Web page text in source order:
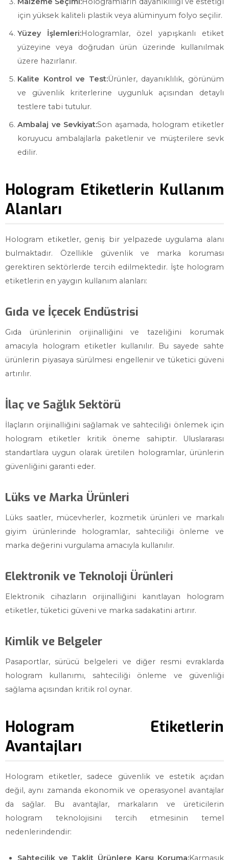
için yüksek kaliteli plastik veya alüminyum folyo seçilir.
Yüzey İşlemleri:Hologramlar, özel yapışkanlı etiket
yüzeyine veya doğrudan ürün üzerinde kullanılmak
üzere hazırlanır.
Kalite Kontrol ve Test:Ürünler, dayanıklılık, görünüm
ve güvenlik kriterlerine uygunluk açısından detaylı
testlere tabi tutulur.
Ambalaj ve Sevkiyat:Son aşamada, hologram etiketler
koruyucu ambalajlarla paketlenir ve müşterilere sevk
edilir.
Hologram Etiketlerin Kullanım
Alanları
Hologram etiketler, geniş bir yelpazede uygulama alanı
bulmaktadır. Özellikle güvenlik ve marka koruması
gerektiren sektörlerde tercih edilmektedir. İşte hologram
etiketlerin en yaygın kullanım alanları:
Gıda ve İçecek Endüstrisi
Gıda ürünlerinin orijinalliğini ve tazeliğini korumak
amacıyla hologram etiketler kullanılır. Bu sayede sahte
ürünlerin piyasaya sürülmesi engellenir ve tüketici güveni
artırılır.
İlaç ve Sağlık Sektörü
İlaçların orijinalliğini sağlamak ve sahteciliği önlemek için
hologram etiketler kritik öneme sahiptir. Uluslararası
standartlara uygun olarak üretilen hologramlar, ürünlerin
güvenliğini garanti eder.
Lüks ve Marka Ürünleri
Lüks saatler, mücevherler, kozmetik ürünleri ve markalı
giyim ürünlerinde hologramlar, sahteciliği önleme ve
marka değerini vurgulama amacıyla kullanılır.
Elektronik ve Teknoloji Ürünleri
Elektronik cihazların orijinalliğini kanıtlayan hologram
etiketler, tüketici güveni ve marka sadakatini artırır.
Kimlik ve Belgeler
Pasaportlar, sürücü belgeleri ve diğer resmi evraklarda
hologram kullanımı, sahteciliği önleme ve güvenliği
sağlama açısından kritik rol oynar.
Hologram Etiketlerin
Avantajları
Hologram etiketler, sadece güvenlik ve estetik açıdan
değil, aynı zamanda ekonomik ve operasyonel avantajlar
da sağlar. Bu avantajlar, markaların ve üreticilerin
hologram teknolojisini tercih etmesinin temel
nedenlerindendir:
Sahtecilik ve Taklit Ürünlere Karşı Koruma:Karmaşık